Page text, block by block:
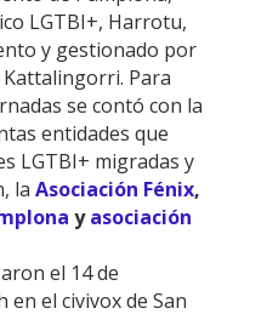
LGTBI+, Harrotu,
y gestionado por
Kattalingorri. Para
se contó con la
entidades que
LGTBI+ migradas y
la Asociación Fénix,
yasociación
el 14 de
en el civivox de San